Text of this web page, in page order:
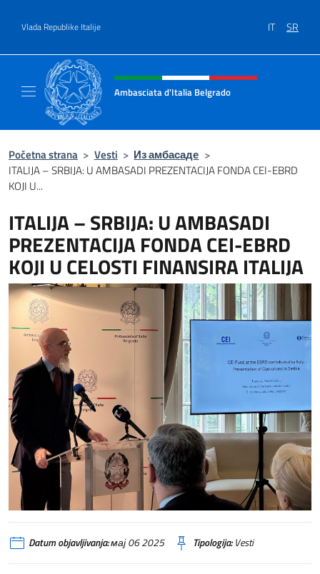
Vlada Republike Italije IT SR
Header, social and menu of site
Ambasciata d'Italia Belgrado
Početna strana > Vesti > Из амбасаде >
ITALIJA – SRBIJA: U AMBASADI PREZENTACIJA FONDA CEI-EBRD
KOJI U...
ITALIJA – SRBIJA: U AMBASADI
PREZENTACIJA FONDA CEI-EBRD
KOJI U CELOSTI FINANSIRA ITALIJA
Datum objavljivanja:мај 06 2025 Tipologija:Vesti